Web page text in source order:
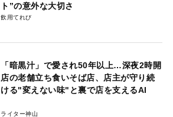
ト”の意外な大切さ
飲用てれび
「暗黒汁」で愛され50年以上…深夜2時開
店の老舗立ち食いそば店、店主が守り続
ける"変えない味"と裏で店を支えるAI
ライター神山